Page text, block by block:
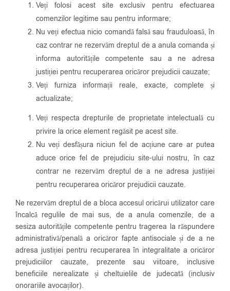
Veți folosi acest site exclusiv pentru efectuarea
comenzilor legitime sau pentru informare;
Nu veți efectua nicio comandă falsă sau frauduloasă, în
caz contrar ne rezervăm dreptul de a anula comanda și
informa autoritățile competente sau a ne adresa
justiției pentru recuperarea oricăror prejudicii cauzate;
Veți furniza informații reale, exacte, complete și
actualizate;
Veți respecta drepturile de proprietate intelectuală cu
privire la orice element regăsit pe acest site.
Nu veți desfășura niciun fel de acțiune care ar putea
aduce orice fel de prejudiciu site-ului nostru, în caz
contrar ne rezervăm dreptul de a ne adresa justiției
pentru recuperarea oricăror prejudicii cauzate.
Ne rezervăm dreptul de a bloca accesul oricărui utilizator care
încalcă regulile de mai sus, de a anula comenzile, de a
sesiza autoritățile competente pentru tragerea la răspundere
administrativă/penală a oricăror fapte antisociale și de a ne
adresa justiției pentru recuperarea în integralitate a oricăror
prejudiciilor cauzate, prezente sau viitoare, inclusive
beneficiile nerealizate și cheltuielile de judecată (inclusiv
onorariile avocaților).